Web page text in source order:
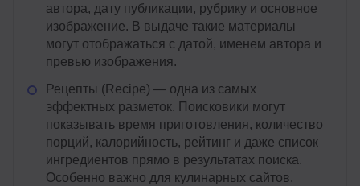
автора, дату публикации, рубрику и основное
изображение. В выдаче такие материалы
могут отображаться с датой, именем автора и
превью изображения.
Рецепты (Recipe) — одна из самых
эффектных разметок. Поисковики могут
показывать время приготовления, количество
порций, калорийность, рейтинг и даже список
ингредиентов прямо в результатах поиска.
Особенно важно для кулинарных сайтов.